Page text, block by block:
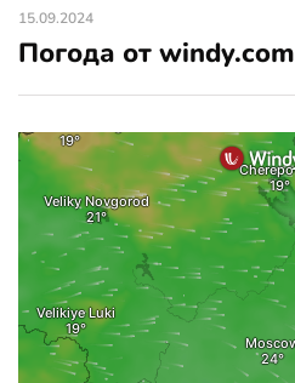
15.09.2024
Погода от windy.com